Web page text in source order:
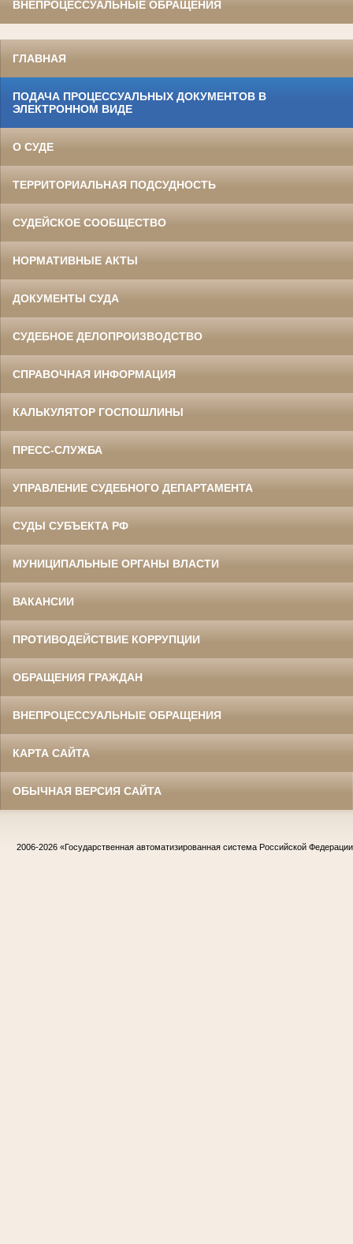
ВНЕПРОЦЕССУАЛЬНЫЕ ОБРАЩЕНИЯ
ГЛАВНАЯ
ПОДАЧА ПРОЦЕССУАЛЬНЫХ ДОКУМЕНТОВ В
ЭЛЕКТРОННОМ ВИДЕ
О СУДЕ
ТЕРРИТОРИАЛЬНАЯ ПОДСУДНОСТЬ
СУДЕЙСКОЕ СООБЩЕСТВО
НОРМАТИВНЫЕ АКТЫ
ДОКУМЕНТЫ СУДА
СУДЕБНОЕ ДЕЛОПРОИЗВОДСТВО
СПРАВОЧНАЯ ИНФОРМАЦИЯ
КАЛЬКУЛЯТОР ГОСПОШЛИНЫ
ПРЕСС-СЛУЖБА
УПРАВЛЕНИЕ СУДЕБНОГО ДЕПАРТАМЕНТА
СУДЫ СУБЪЕКТА РФ
МУНИЦИПАЛЬНЫЕ ОРГАНЫ ВЛАСТИ
ВАКАНСИИ
ПРОТИВОДЕЙСТВИЕ КОРРУПЦИИ
ОБРАЩЕНИЯ ГРАЖДАН
ВНЕПРОЦЕССУАЛЬНЫЕ ОБРАЩЕНИЯ
КАРТА САЙТА
ОБЫЧНАЯ ВЕРСИЯ САЙТА
2006-2026 «Государственная автоматизированная система Российской